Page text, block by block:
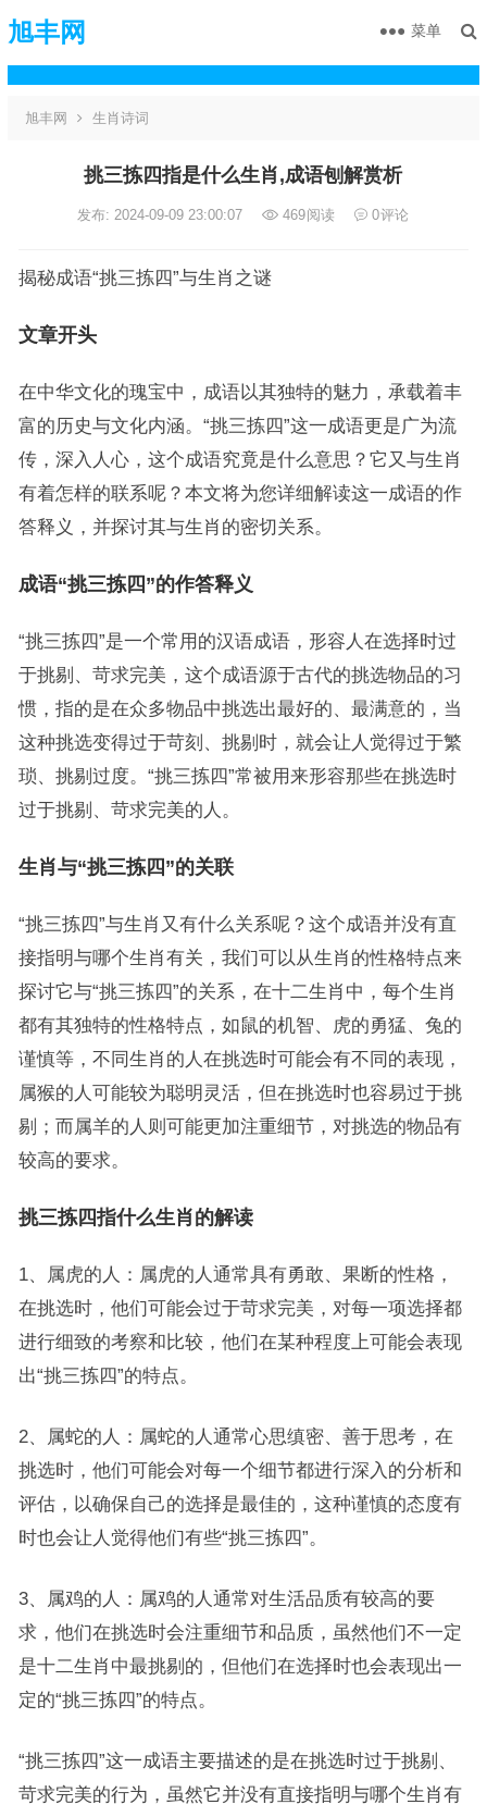
旭丰网 菜单
旭丰网 生肖诗词
挑三拣四指是什么生肖,成语刨解赏析
发布: 2024-09-09 23:00:07 469阅读 0评论
揭秘成语“挑三拣四”与生肖之谜
文章开头
在中华文化的瑰宝中，成语以其独特的魅力，承载着丰
富的历史与文化内涵。“挑三拣四”这一成语更是广为流
传，深入人心，这个成语究竟是什么意思？它又与生肖
有着怎样的联系呢？本文将为您详细解读这一成语的作
答释义，并探讨其与生肖的密切关系。
成语“挑三拣四”的作答释义
“挑三拣四”是一个常用的汉语成语，形容人在选择时过
于挑剔、苛求完美，这个成语源于古代的挑选物品的习
惯，指的是在众多物品中挑选出最好的、最满意的，当
这种挑选变得过于苛刻、挑剔时，就会让人觉得过于繁
琐、挑剔过度。“挑三拣四”常被用来形容那些在挑选时
过于挑剔、苛求完美的人。
生肖与“挑三拣四”的关联
“挑三拣四”与生肖又有什么关系呢？这个成语并没有直
接指明与哪个生肖有关，我们可以从生肖的性格特点来
探讨它与“挑三拣四”的关系，在十二生肖中，每个生肖
都有其独特的性格特点，如鼠的机智、虎的勇猛、兔的
谨慎等，不同生肖的人在挑选时可能会有不同的表现，
属猴的人可能较为聪明灵活，但在挑选时也容易过于挑
剔；而属羊的人则可能更加注重细节，对挑选的物品有
较高的要求。
挑三拣四指什么生肖的解读
1、属虎的人：属虎的人通常具有勇敢、果断的性格，
在挑选时，他们可能会过于苛求完美，对每一项选择都
进行细致的考察和比较，他们在某种程度上可能会表现
出“挑三拣四”的特点。
2、属蛇的人：属蛇的人通常心思缜密、善于思考，在
挑选时，他们可能会对每一个细节都进行深入的分析和
评估，以确保自己的选择是最佳的，这种谨慎的态度有
时也会让人觉得他们有些“挑三拣四”。
3、属鸡的人：属鸡的人通常对生活品质有较高的要
求，他们在挑选时会注重细节和品质，虽然他们不一定
是十二生肖中最挑剔的，但他们在选择时也会表现出一
定的“挑三拣四”的特点。
“挑三拣四”这一成语主要描述的是在挑选时过于挑剔、
苛求完美的行为，虽然它并没有直接指明与哪个生肖有